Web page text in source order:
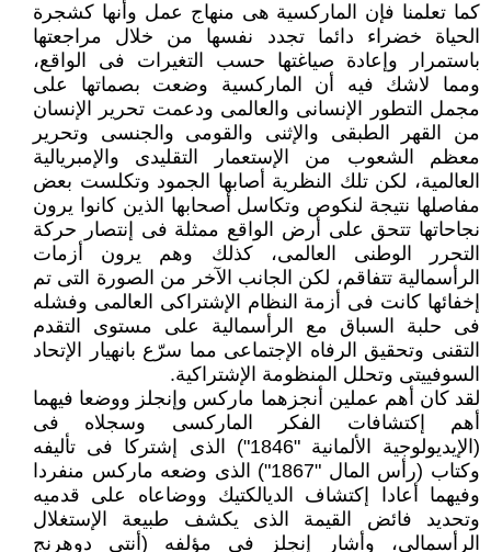
كما تعلمنا فإن الماركسية هى منهاج عمل وأنها كشجرة
الحياة خضراء دائما تجدد نفسها من خلال مراجعتها
باستمرار وإعادة صياغتها حسب التغيرات فى الواقع،
ومما لاشك فيه أن الماركسية وضعت بصماتها على
مجمل التطور الإنسانى والعالمى ودعمت تحرير الإنسان
من القهر الطبقى والإثنى والقومى والجنسى وتحرير
معظم الشعوب من الإستعمار التقليدى والإمبريالية
العالمية، لكن تلك النظرية أصابها الجمود وتكلست بعض
مفاصلها نتيجة لنكوص وتكاسل أصحابها الذين كانوا يرون
نجاحاتها تتحق على أرض الواقع ممثلة فى إنتصار حركة
التحرر الوطنى العالمى، كذلك وهم يرون أزمات
الرأسمالية تتفاقم، لكن الجانب الآخر من الصورة التى تم
إخفائها كانت فى أزمة النظام الإشتراكى العالمى وفشله
فى حلبة السباق مع الرأسمالية على مستوى التقدم
التقنى وتحقيق الرفاه الإجتماعى مما سرّع بانهيار الإتحاد
السوفييتى وتحلل المنظومة الإشتراكية.
لقد كان أهم عملين أنجزهما ماركس وإنجلز ووضعا فيهما
أهم إكتشافات الفكر الماركسى وسجلاه فى
(الإيديولوجية الألمانية "1846") الذى إشتركا فى تأليفه
وكتاب (رأس المال "1867") الذى وضعه ماركس منفردا
وفيهما أعادا إكتشاف الديالكتيك ووضاعاه على قدميه
وتحديد فائض القيمة الذى يكشف طبيعة الإستغلال
الرأسمالى، وأشار إنجلز فى مؤلفه (أنتى دوهرنج